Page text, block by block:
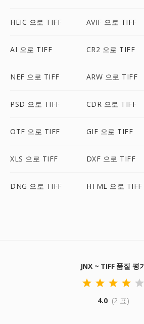
HEIC 으로 TIFF AVIF 으로 TIFF
AI 으로 TIFF CR2 으로 TIFF
NEF 으로 TIFF ARW 으로 TIFF
PSD 으로 TIFF CDR 으로 TIFF
OTF 으로 TIFF GIF 으로 TIFF
XLS 으로 TIFF DXF 으로 TIFF
DNG 으로 TIFF HTML 으로 TIFF
JNX ~ TIFF 품질 평
4.0 (2 표)